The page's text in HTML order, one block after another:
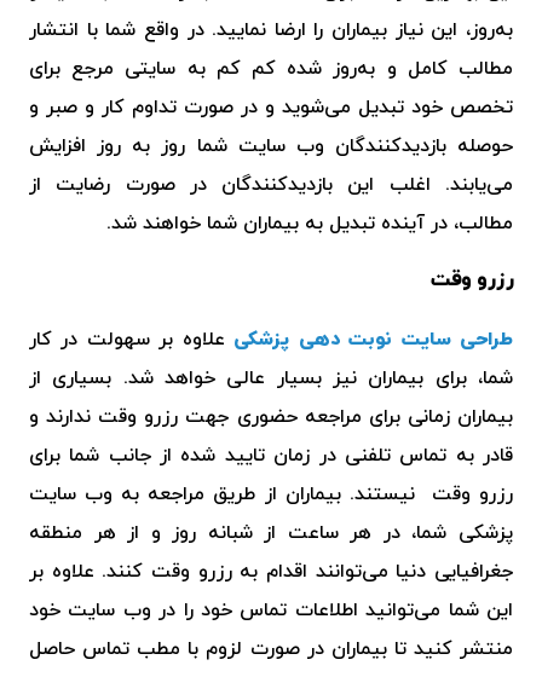
به‌روز، این نیاز بیماران را ارضا نمایید‌. در واقع شما با انتشار
مطالب کامل و به‌روز شده کم کم به سایتی مرجع برای
تخصص خود تبدیل می‌شوید و در صورت تداوم کار و صبر و
حوصله بازدیدکنندگان وب سایت شما روز به روز افزایش
می‌یابند. اغلب این بازدیدکنندگان در صورت رضایت از
مطالب، در آینده تبدیل به بیماران شما خواهند شد.
رزرو وقت
طراحی سایت نوبت دهی پزشکی علاوه بر سهولت در کار
شما، برای بیماران نیز بسیار عالی خواهد شد‌. بسیاری از
بیماران زمانی برای مراجعه حضوری جهت رزرو وقت ندارند و
قادر به تماس تلفنی در زمان تایید شده از جانب شما برای
رزرو وقت نیستند. بیماران از طریق مراجعه به وب سایت
پزشکی شما، در هر ساعت از شبانه روز و از هر منطقه
جغرافیایی دنیا می‌توانند اقدام به رزرو وقت کنند. علاوه بر
این شما می‌توانید اطلاعات تماس خود را در وب سایت خود
منتشر کنید تا بیماران در صورت لزوم با مطب تماس حاصل